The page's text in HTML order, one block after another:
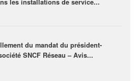
les installations de service...
du mandat du président-
SNCF Réseau – Avis...